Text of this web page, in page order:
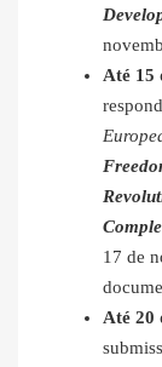
Até 15
17 de
Até 20